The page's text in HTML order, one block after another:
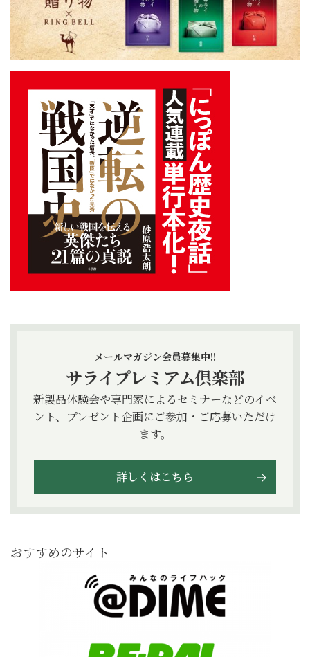
メールマガジン会員募集中!!
サライプレミアム倶楽部
新製品体験会や専門家によるセミナーなどのイベ
ント、プレゼント企画にご参加・ご応募いただけ
ます。
詳しくはこちら
おすすめのサイト